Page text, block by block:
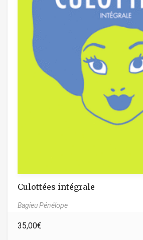
Culottées intégrale
Bagieu Pénélope
35,00€